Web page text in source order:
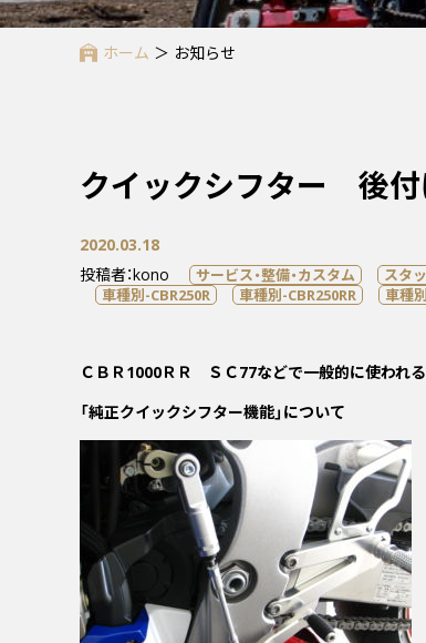
ホーム ＞ お知らせ
クイックシフター 後付
2020.03.18
投稿者：kono
サービス・整備・カスタム スタ
車種別-CBR250R
車種別-CBR250RR 車種
ＣＢＲ1000ＲＲ ＳＣ77などで一般的に使われ
「純正クイックシフター機能」について